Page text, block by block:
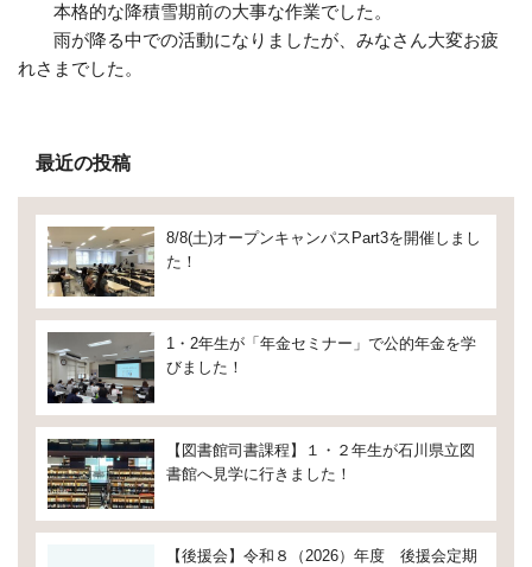
本格的な降積雪期前の大事な作業でした。
雨が降る中での活動になりましたが、みなさん大変お疲
れさまでした。
最近の投稿
8/8(土)オープンキャンパスPart3を開催しまし
た！
1・2年生が「年金セミナー」で公的年金を学
びました！
【図書館司書課程】１・２年生が石川県立図
書館へ見学に行きました！
【後援会】令和８（2026）年度 後援会定期